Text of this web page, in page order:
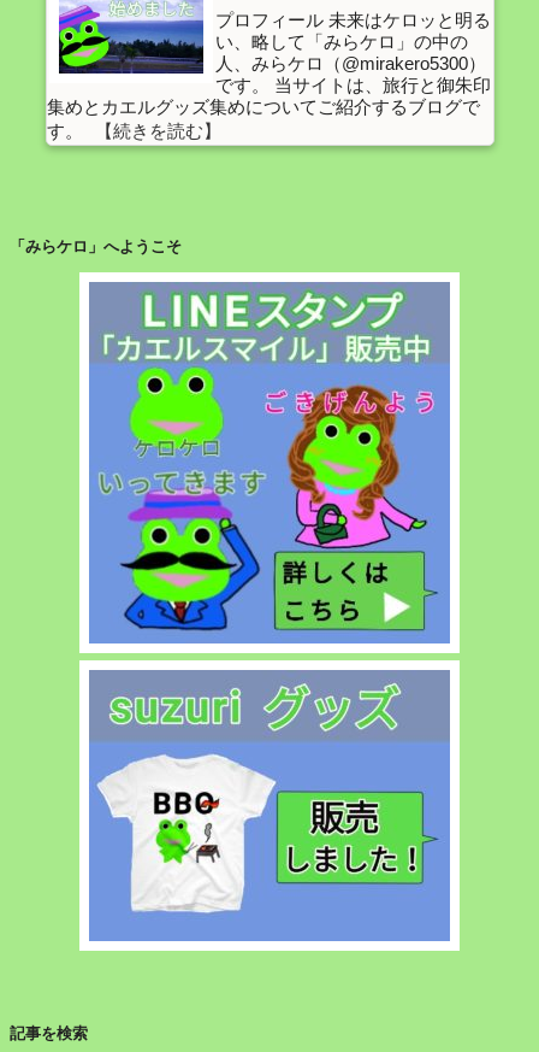
プロフィール 未来はケロッと明る
い、略して「みらケロ」の中の
人、みらケロ（@mirakero5300）
です。 当サイトは、旅行と御朱印
集めとカエルグッズ集めについてご紹介するブログで
す。
「みらケロ」へようこそ
記事を検索